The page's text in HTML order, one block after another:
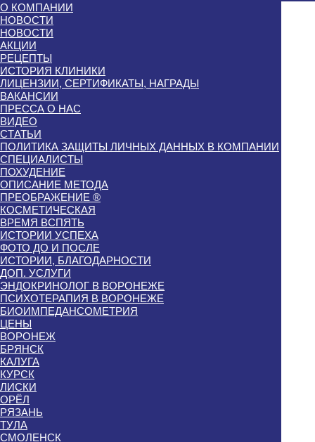
О КОМПАНИИ
НОВОСТИ
НОВОСТИ
АКЦИИ
РЕЦЕПТЫ
ИСТОРИЯ КЛИНИКИ
ЛИЦЕНЗИИ, СЕРТИФИКАТЫ, НАГРАДЫ
ВАКАНСИИ
ПРЕССА О НАС
ВИДЕО
СТАТЬИ
ПОЛИТИКА ЗАЩИТЫ ЛИЧНЫХ ДАННЫХ В КОМПАНИИ
СПЕЦИАЛИСТЫ
ПОХУДЕНИЕ
ОПИСАНИЕ МЕТОДА
ПРЕОБРАЖЕНИЕ ®
КОСМЕТИЧЕСКАЯ
ВРЕМЯ ВСПЯТЬ
ИСТОРИИ УСПЕХА
ФОТО ДО И ПОСЛЕ
ИСТОРИИ, БЛАГОДАРНОСТИ
ДОП. УСЛУГИ
ЭНДОКРИНОЛОГ В ВОРОНЕЖЕ
ПСИХОТЕРАПИЯ В ВОРОНЕЖЕ
БИОИМПЕДАНСОМЕТРИЯ
ЦЕНЫ
ВОРОНЕЖ
БРЯНСК
КАЛУГА
КУРСК
ЛИСКИ
ОРЁЛ
РЯЗАНЬ
ТУЛА
СМОЛЕНСК